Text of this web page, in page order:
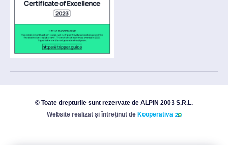
© Toate drepturile sunt rezervate de ALPIN 2003 S.R.L.
Website realizat și întreținut de Kooperativa